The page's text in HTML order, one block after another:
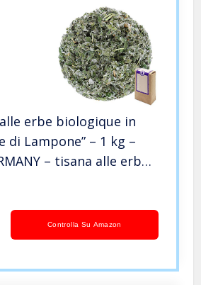
alle erbe biologique in
di Lampone” – 1 kg –
– tisana alle erbe,
tè bio, lampone,
Controlla Su Amazon